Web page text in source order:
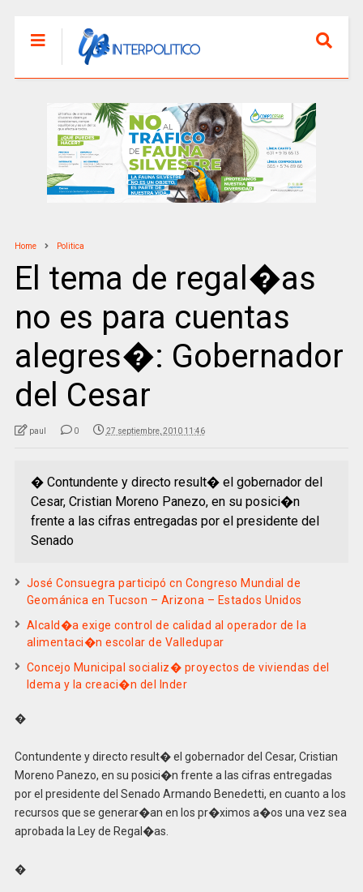
Home Politica
El tema de regal�as
no es para cuentas
alegres�: Gobernador
del Cesar
paul 0 27 septiembre, 2010 11:46
� Contundente y directo result� el gobernador del
Cesar, Cristian Moreno Panezo, en su posici�n
frente a las cifras entregadas por el presidente del
Senado
José Consuegra participó cn Congreso Mundial de
Geománica en Tucson – Arizona – Estados Unidos
Alcald�a exige control de calidad al operador de la
alimentaci�n escolar de Valledupar
Concejo Municipal socializ� proyectos de viviendas del
Idema y la creaci�n del Inder
�
Contundente y directo result� el gobernador del Cesar, Cristian
Moreno Panezo, en su posici�n frente a las cifras entregadas
por el presidente del Senado Armando Benedetti, en cuanto a los
recursos que se generar�an en los pr�ximos a�os una vez sea
aprobada la Ley de Regal�as.
�